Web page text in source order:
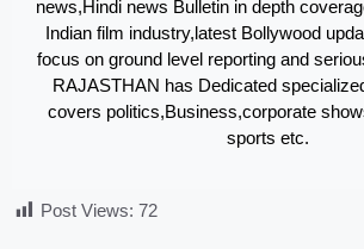
news,Hindi news Bulletin in depth
Indian film industry,latest Bollywood
focus on ground level reporting and
RAJASTHAN has Dedicated
covers politics,Business,corporate
sports etc.
Post Views: 72